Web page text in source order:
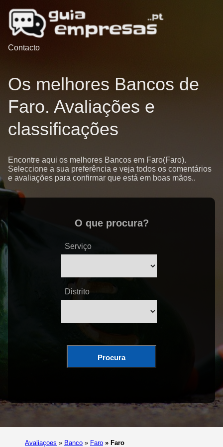
Contacto
Os melhores Bancos de
Faro. Avaliações e
classificações
Encontre aqui os melhores Bancos em Faro(Faro).
Seleccione a sua preferência e veja todos os comentários
e avaliações para confirmar que está em boas mãos..
O que procura?
Serviço
Distrito
Procura
Avaliaçoes » Banco » Faro » Faro